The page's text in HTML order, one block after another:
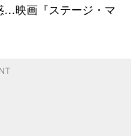
…映画『ステージ・マ